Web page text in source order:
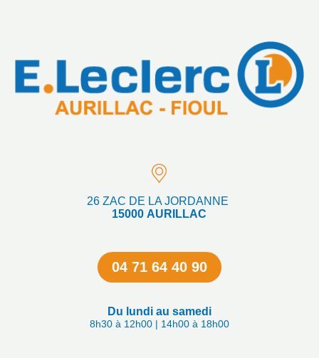
26 ZAC DE LA JORDANNE
15000 AURILLAC
04 71 64 40 90
Du lundi au samedi
8h30 à 12h00 | 14h00 à 18h00